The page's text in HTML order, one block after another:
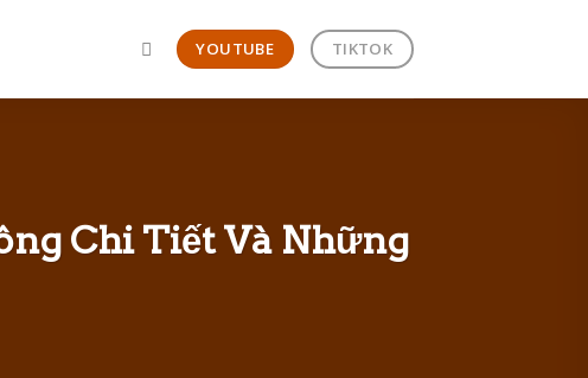
YOUTUBE TIKTOK
Chi Tiết Và Những